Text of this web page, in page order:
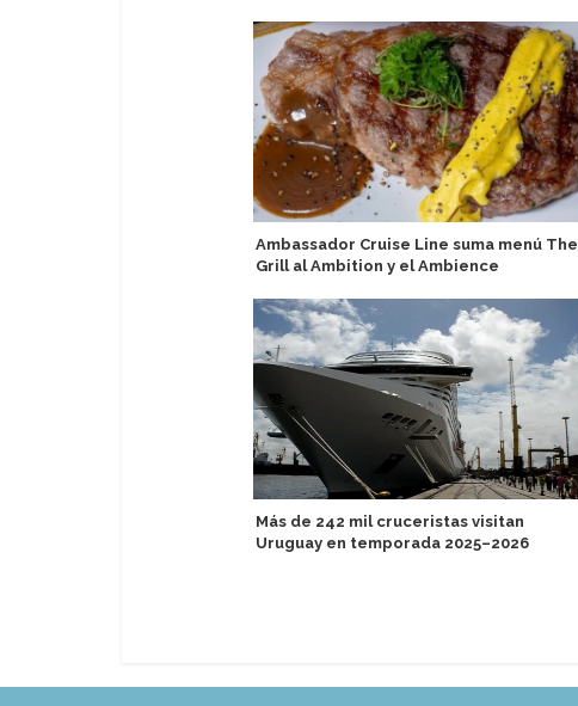
Ambassador Cruise Line suma menú The
Grill al Ambition y el Ambience
Más de 242 mil cruceristas visitan
Uruguay en temporada 2025–2026